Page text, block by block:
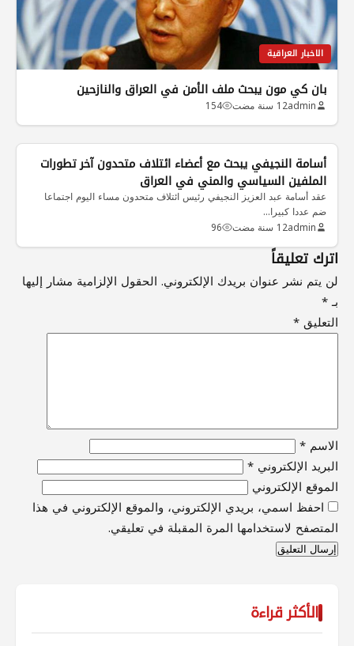
الاخبار العراقية
بان كي مون يبحث ملف الأمن في العراق والنازحين
admin12 سنة مضت 154
الاخبار العراقية
أسامة النجيفي يبحث مع أعضاء ائتلاف متحدون آخر تطورات
الملفين السياسي والمني في العراق
عقد أسامة عبد العزيز النجيفي رئيس ائتلاف متحدون مساء اليوم اجتماعا
ضم عددا كبيرا…
admin12 سنة مضت 96
اترك تعليقاً
لن يتم نشر عنوان بريدك الإلكتروني. الحقول الإلزامية مشار إليها
بـ*
التعليق*
الاسم *
البريد الإلكتروني *
الموقع الإلكتروني
احفظ اسمي، بريدي الإلكتروني، والموقع الإلكتروني في هذا
المتصفح لاستخدامها المرة المقبلة في تعليقي.
الأكثر قراءة